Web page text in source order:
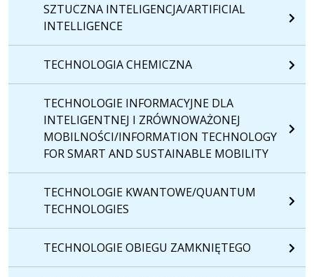
SZTUCZNA INTELIGENCJA/ARTIFICIAL
INTELLIGENCE
TECHNOLOGIA CHEMICZNA
TECHNOLOGIE INFORMACYJNE DLA
INTELIGENTNEJ I ZRÓWNOWAŻONEJ
MOBILNOŚCI/INFORMATION TECHNOLOGY
FOR SMART AND SUSTAINABLE MOBILITY
TECHNOLOGIE KWANTOWE/QUANTUM
TECHNOLOGIES
TECHNOLOGIE OBIEGU ZAMKNIĘTEGO